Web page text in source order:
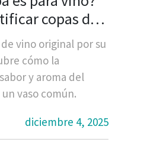
copas de
vino original por su
cómo la
y aroma del
vaso común.
diciembre 4, 2025